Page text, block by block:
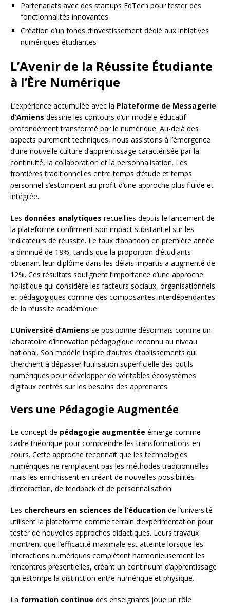
Partenariats avec des startups EdTech pour tester des
fonctionnalités innovantes
Création d’un fonds d’investissement dédié aux initiatives
numériques étudiantes
L’Avenir de la Réussite Étudiante
à l’Ère Numérique
L’expérience accumulée avec la Plateforme de Messagerie
d’Amiens dessine les contours d’un modèle éducatif
profondément transformé par le numérique. Au-delà des
aspects purement techniques, nous assistons à l’émergence
d’une nouvelle culture d’apprentissage caractérisée par la
continuité, la collaboration et la personnalisation. Les
frontières traditionnelles entre temps d’étude et temps
personnel s’estompent au profit d’une approche plus fluide et
intégrée.
Les données analytiques recueillies depuis le lancement de
la plateforme confirment son impact substantiel sur les
indicateurs de réussite. Le taux d’abandon en première année
a diminué de 18%, tandis que la proportion d’étudiants
obtenant leur diplôme dans les délais impartis a augmenté de
12%. Ces résultats soulignent l’importance d’une approche
holistique qui considère les facteurs sociaux, organisationnels
et pédagogiques comme des composantes interdépendantes
de la réussite académique.
L’Université d’Amiens se positionne désormais comme un
laboratoire d’innovation pédagogique reconnu au niveau
national. Son modèle inspire d’autres établissements qui
cherchent à dépasser l’utilisation superficielle des outils
numériques pour développer de véritables écosystèmes
digitaux centrés sur les besoins des apprenants.
Vers une Pédagogie Augmentée
Le concept de pédagogie augmentée émerge comme
cadre théorique pour comprendre les transformations en
cours. Cette approche reconnaît que les technologies
numériques ne remplacent pas les méthodes traditionnelles
mais les enrichissent en créant de nouvelles possibilités
d’interaction, de feedback et de personnalisation.
Les chercheurs en sciences de l’éducation de l’université
utilisent la plateforme comme terrain d’expérimentation pour
tester de nouvelles approches didactiques. Leurs travaux
montrent que l’efficacité maximale est atteinte lorsque les
interactions numériques complètent harmonieusement les
rencontres présentielles, créant un continuum d’apprentissage
qui estompe la distinction entre numérique et physique.
La formation continue des enseignants joue un rôle